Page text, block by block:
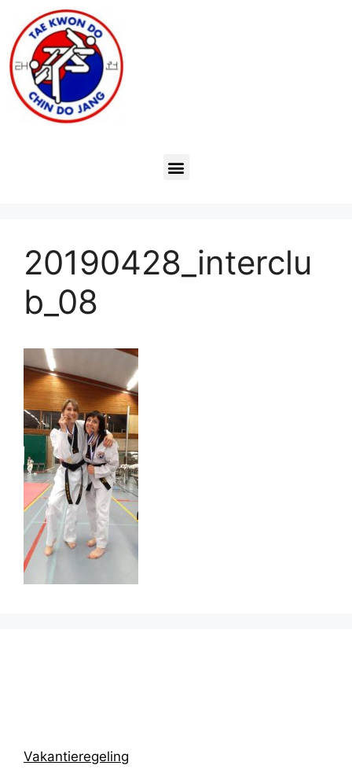
20190428_interclu
b_08
Vakantieregeling